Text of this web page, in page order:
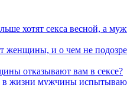
хотят секса весной, а
женщины, и о чем не
отказывают вам в сексе?
в жизни мужчины